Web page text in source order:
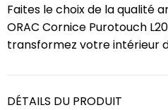
Faites le choix de la qualité
ORAC Cornice Purotouch
transformez votre intérieur
DÉTAILS DU PRODUIT